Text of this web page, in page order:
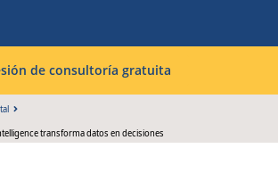
de consultoría gratuita
transforma datos en decisiones